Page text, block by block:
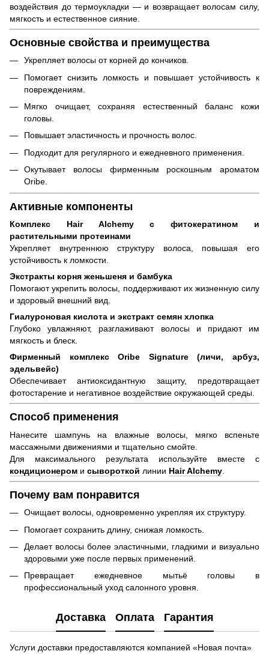
воздействия до термоукладки — и возвращает волосам силу,
мягкость и естественное сияние.
Основные свойства и преимущества
Укрепляет волосы от корней до кончиков.
Помогает снизить ломкость и повышает устойчивость к
повреждениям.
Мягко очищает, сохраняя естественный баланс кожи
головы.
Повышает эластичность и прочность волос.
Подходит для регулярного и ежедневного применения.
Окутывает волосы фирменным роскошным ароматом
Oribe.
Активные компоненты
Комплекс Hair Alchemy с фитокератином и
растительными протеинами
Укрепляет внутреннюю структуру волоса, повышая его
устойчивость к ломкости.
Экстракты корня женьшеня и бамбука
Помогают укрепить волосы, поддерживают их жизненную силу
и здоровый внешний вид.
Гиалуроновая кислота и экстракт семян хлопка
Глубоко увлажняют, разглаживают волосы и придают им
мягкость и блеск.
Фирменный комплекс Oribe Signature (личи, арбуз,
эдельвейс)
Обеспечивает антиоксидантную защиту, предотвращает
фотостарение и негативное воздействие окружающей среды.
Способ применения
Нанесите шампунь на влажные волосы, мягко вспеньте
массажными движениями и тщательно смойте.
Для максимального результата используйте вместе с
кондиционером и сывороткой линии Hair Alchemy
Почему вам понравится
Очищает волосы, одновременно укрепляя их структуру.
Помогает сохранить длину, снижая ломкость.
Делает волосы более эластичными, гладкими и визуально
здоровыми уже после первых применений.
Превращает ежедневное мытьё головы в
профессиональный уход салонного уровня.
Доставка Оплата Гарантия
Услуги доставки предоставляются компанией «Новая почта»